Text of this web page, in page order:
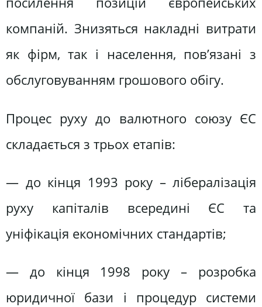
компаній. Знизяться накладні витрати
як фірм, так і населення, пов’язані з
обслуговуванням грошового обігу.
Процес руху до валютного союзу ЄС
складається з трьох етапів:
— до кінця 1993 року – лібералізація
руху капіталів всередині ЄС та
уніфікація економічних стандартів;
— до кінця 1998 року – розробка
юридичної бази і процедур системи